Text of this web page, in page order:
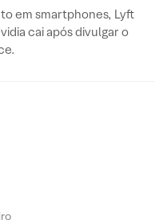
em smartphones, Lyft
cai após divulgar o